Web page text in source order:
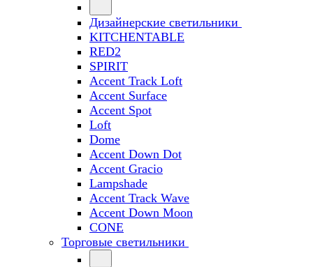
Дизайнерские светильники
KITCHENTABLE
RED2
SPIRIT
Accent Track Loft
Accent Surface
Accent Spot
Loft
Dome
Accent Down Dot
Accent Gracio
Lampshade
Accent Track Wave
Accent Down Moon
CONE
Торговые светильники